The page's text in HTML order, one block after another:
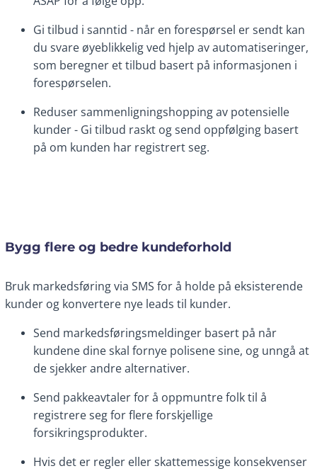
Gi tilbud i sanntid - når en forespørsel er sendt kan
du svare øyeblikkelig ved hjelp av automatiseringer,
som beregner et tilbud basert på informasjonen i
forespørselen.
Reduser sammenligningshopping av potensielle
kunder - Gi tilbud raskt og send oppfølging basert
på om kunden har registrert seg.
Bygg flere og bedre kundeforhold
Bruk markedsføring via SMS for å holde på eksisterende
kunder og konvertere nye leads til kunder.
Send markedsføringsmeldinger basert på når
kundene dine skal fornye polisene sine, og unngå at
de sjekker andre alternativer.
Send pakkeavtaler for å oppmuntre folk til å
registrere seg for flere forskjellige
forsikringsprodukter.
Hvis det er regler eller skattemessige konsekvenser